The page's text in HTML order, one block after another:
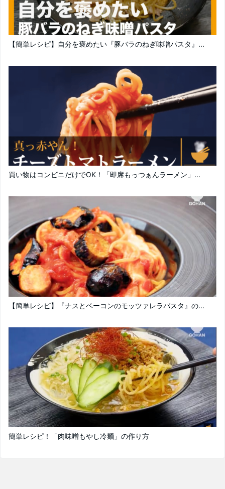
【簡単レシピ】自分を褒めたい『豚バラのねぎ味噌パスタ』...
買い物はコンビニだけでOK！「即席もっつぁんラーメン」...
【簡単レシピ】『ナスとベーコンのモッツァレラパスタ』の...
簡単レシピ！「肉味噌もやし冷麺」の作り方